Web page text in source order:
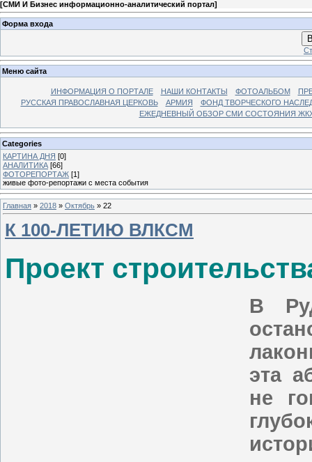
[СМИ И Бизнес информационно-аналитический портал]
Форма входа
Меню сайта
ИНФОРМАЦИЯ О ПОРТАЛЕ НАШИ КОНТАКТЫ ФОТОАЛЬБОМ
РУССКАЯ ПРАВОСЛАВНАЯ ЦЕРКОВЬ
АРМИЯ
ФОНД ТВОРЧЕСКОГО
ЕЖЕДНЕВНЫЙ ОБЗОР СМИ СОСТОЯНИЯ
Categories
КАРТИНА ДНЯ [0]
АНАЛИТИКА [66]
ФОТОРЕПОРТАЖ [1]
живые фото-репортажи с места события
Главная » 2018 » Октябрь » 22
К 100-ЛЕТИЮ ВЛКСМ
Проект
В
эта
не